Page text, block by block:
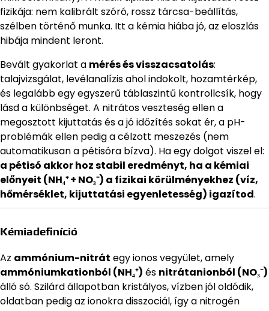
fizikája: nem kalibrált szóró, rossz tárcsa-beállítás,
szélben történő munka. Itt a kémia hiába jó, az eloszlás
hibája mindent leront.
Bevált gyakorlat a mérés és visszacsatolás:
talajvizsgálat, levélanalízis ahol indokolt, hozamtérkép,
és legalább egy egyszerű táblaszintű kontrollcsík, hogy
lásd a különbséget. A nitrátos veszteség ellen a
megosztott kijuttatás és a jó időzítés sokat ér, a pH-
problémák ellen pedig a célzott meszezés (nem
automatikusan a pétisóra bízva). Ha egy dolgot viszel el:
a pétisó akkor hoz stabil eredményt, ha a kémiai
előnyeit (NH₄⁺ + NO₃⁻) a fizikai körülményekhez (víz,
hőmérséklet, kijuttatási egyenletesség) igazítod.
Kémiadefiníció
Az ammónium-nitrát egy ionos vegyület, amely
ammóniumkationból (NH₄⁺) és nitrátanionból (NO₃⁻)
álló só. Szilárd állapotban kristályos, vízben jól oldódik,
oldatban pedig az ionokra disszociál, így a nitrogén